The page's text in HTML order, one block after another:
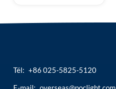
Tél: +86 025-5825-5120